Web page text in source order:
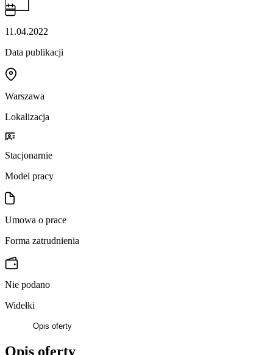
11.04.2022
Data publikacji
Warszawa
Lokalizacja
Stacjonarnie
Model pracy
Umowa o prace
Forma zatrudnienia
Nie podano
Widełki
Opis oferty
Opis oferty